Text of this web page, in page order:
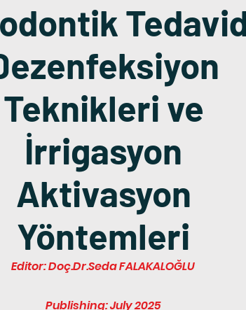
Teknikleri ve
İrrigasyon
Aktivasyon
Yöntemleri
Editor: Doç.Dr.Seda FALAKALOĞLU
Publishing: July 2025